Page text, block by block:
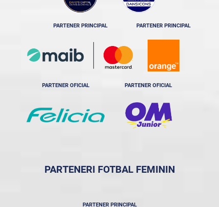
PARTENER PRINCIPAL PARTENER PRINCIPAL
PARTENER OFICIAL PARTENER OFICIAL
PARTENERI FOTBAL FEMININ
PARTENER PRINCIPAL